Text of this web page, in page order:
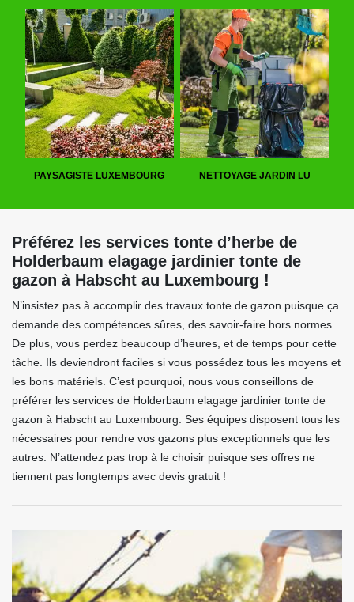
PAYSAGISTE LUXEMBOURG NETTOYAGE JARDIN LU
Préférez les services tonte d’herbe de
Holderbaum elagage jardinier tonte de
gazon à Habscht au Luxembourg !
N’insistez pas à accomplir des travaux tonte de gazon puisque ça
demande des compétences sûres, des savoir-faire hors normes.
De plus, vous perdez beaucoup d’heures, et de temps pour cette
tâche. Ils deviendront faciles si vous possédez tous les moyens et
les bons matériels. C’est pourquoi, nous vous conseillons de
préférer les services de Holderbaum elagage jardinier tonte de
gazon à Habscht au Luxembourg. Ses équipes disposent tous les
nécessaires pour rendre vos gazons plus exceptionnels que les
autres. N’attendez pas trop à le choisir puisque ses offres ne
tiennent pas longtemps avec devis gratuit !